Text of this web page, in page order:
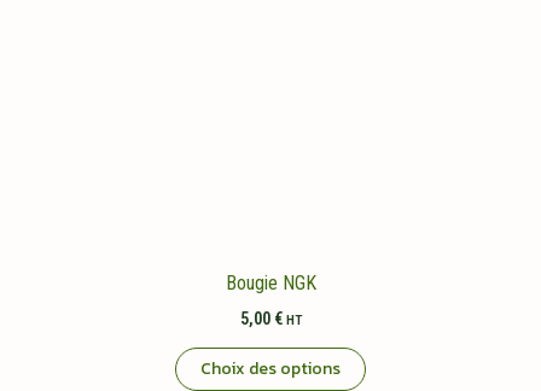
Bougie NGK
5,00 € HT
Choix des options